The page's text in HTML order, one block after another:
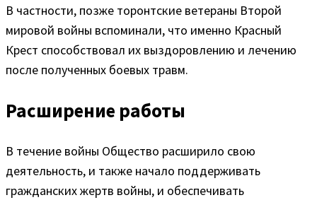
В частности, позже торонтские ветераны Второй
мировой войны вспоминали, что именно Красный
Крест способствовал их выздоровлению и лечению
после полученных боевых травм.
Расширение работы
В течение войны Общество расширило свою
деятельность, и также начало поддерживать
гражданских жертв войны, и обеспечивать